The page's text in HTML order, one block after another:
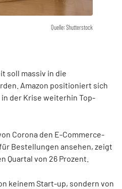
Quelle: Shutterstock
soll massiv in die
Amazon positioniert sich
der Krise weiterhin Top-
Corona den E-Commerce-
Bestellungen ansehen, zeigt
Quartal von 26 Prozent.
keinem Start-up, sondern von